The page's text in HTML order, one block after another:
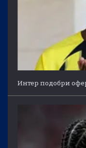
Интер подобри